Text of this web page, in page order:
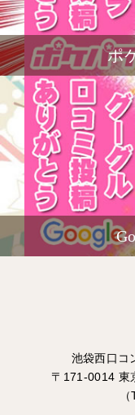
ポ
池袋西口コ
〒171-0014 東